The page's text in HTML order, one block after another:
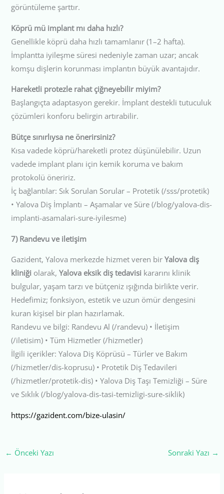
görüntüleme şarttır.
Köprü mü implant mı daha hızlı?
Genellikle köprü daha hızlı tamamlanır (1–2 hafta).
İmplantta iyileşme süresi nedeniyle zaman uzar; ancak
komşu dişlerin korunması implantın büyük avantajıdır.
Hareketli protezle rahat çiğneyebilir miyim?
Başlangıçta adaptasyon gerekir. İmplant destekli tutuculuk
çözümleri konforu belirgin artırabilir.
Bütçe sınırlıysa ne önerirsiniz?
Kısa vadede köprü/hareketli protez düşünülebilir. Uzun
vadede implant planı için kemik koruma ve bakım
protokolü öneririz.
İç bağlantılar: Sık Sorulan Sorular – Protetik (/sss/protetik)
• Yalova Diş İmplantı – Aşamalar ve Süre (/blog/yalova-dis-
implanti-asamalari-sure-iyilesme)
7) Randevu ve iletişim
Gazident, Yalova merkezde hizmet veren birYalova diş
kliniği olarak,Yalova eksik diş tedavisi kararını klinik
bulgular, yaşam tarzı ve bütçeniz ışığında birlikte verir.
Hedefimiz; fonksiyon, estetik ve uzun ömür dengesini
kuran kişisel bir plan hazırlamak.
Randevu ve bilgi: Randevu Al (/randevu) • İletişim
(/iletisim) • Tüm Hizmetler (/hizmetler)
İlgili içerikler: Yalova Diş Köprüsü – Türler ve Bakım
(/hizmetler/dis-koprusu) • Protetik Diş Tedavileri
(/hizmetler/protetik-dis) • Yalova Diş Taşı Temizliği – Süre
ve Sıklık (/blog/yalova-dis-tasi-temizligi-sure-siklik)
https://gazident.com/bize-ulasin/
← Önceki Yazı Sonraki Yazı →